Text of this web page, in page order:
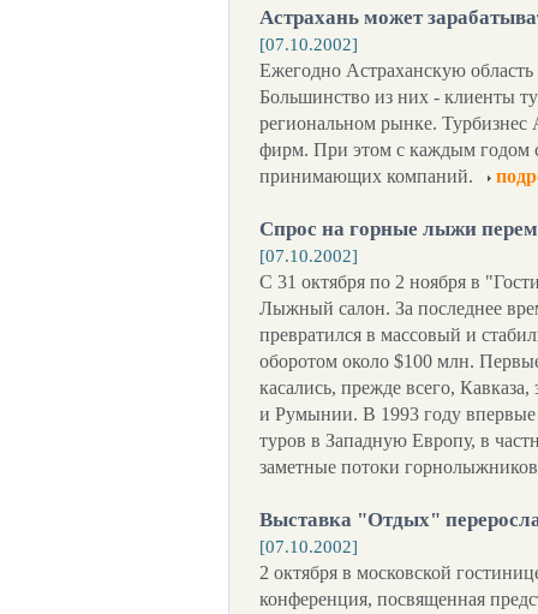
Астрахань может
[07.10.2002]
Ежегодно Астраханскую
Большинство из них - клиенты
региональном рынке. Турбизнес
фирм. При этом с каждым годом
принимающих компаний.
Спрос на горные лыжи
[07.10.2002]
С 31 октября по 2 ноября в
Лыжный салон. За последнее
превратился в массовый и
оборотом около $100 млн.
касались, прежде всего,
и Румынии. В 1993 году
туров в Западную Европу, в
заметные потоки
Выставка "Отдых"
[07.10.2002]
2 октября в московской
конференция, посвященная